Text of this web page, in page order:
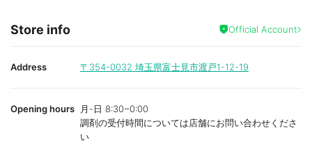
Store info Official Account
Address 〒354-0032 埼玉県富士見市渡戸1-12-19
Opening hours
月-日 8:30~0:00
調剤の受付時間については店舗にお問い合わせくださ
い